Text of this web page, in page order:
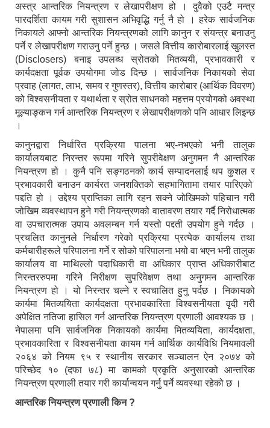
अस्त्र आन्तरिक नियन्त्रण र लेखापरीक्षण हो । दुवैको एउटै मन्त्र
पारदर्शिता कायम गरी सुशासन अभिवृद्धि गर्नु नै हो । हरेक सार्वजनिक
निकायले आफ्नो आन्तरिक नियन्त्रणको लागि कानुन र संयन्त्र बनाउनु
पर्ने र लेखापरीक्षण गराउनु पर्ने हुन्छ । जसले वित्तीय कारोबारलाई खुलस्त
(Disclosers) बनाइ उपलब्ध स्रोतको मितव्ययी, प्रभावकारी र
कार्यदक्षता पूर्वक उपयोगमा जोड दिन्छ । सार्वजनिक निकायको सेवा
प्रवाह (लागत, लाभ, समय र गुणस्तर), वित्तीय कारोबार (आर्थिक विवरण)
को विश्वसनीयता र यथार्थता र स्रोत साधनको महत्तम प्रयोगको अवस्था
मूल्याङ्कन गर्न आन्तरिक नियन्त्रण र लेखापरीक्षणको पनि आधार लिइन्छ
।
कानुनद्वारा निर्धारित प्रक्रिया पालना भए-नभएको भनी तालुक
कार्यालयबाट निरन्तर रूपमा गरिने सुपरीवेक्षण अनुगमन नै आन्तरिक
नियन्त्रण हो । कुनै पनि सङ्गठनको कार्य सम्पादनलाई थप कुशल र
प्रभावकारी बनाउन कार्यरत जनशक्तिको सहभागितामा तयार पारिएको
पद्दति हो । उद्देश्य प्राप्तिका लागि रहन सक्ने जोखिमको पहिचान गरी
जोखिम व्यवस्थापन हुने गरी नियन्त्रणको वातावरण तयार गर्दै निरोधात्मक
वा उपचारात्मक उपाय अवलम्बन गर्न यस्तो पद्दती उपयोग हुने गर्दछ ।
प्रचलित कानुनले निर्धारण गरेको प्रक्रिया प्रत्येक कार्यालय तथा
कर्मचारीहरूले परिपालना गर्ने र सोको परिपालना भयो वा भएन भनी तालुक
कार्यालय वा माथिल्लो पदाधिकारी वा अधिकार प्राप्त अधिकारीबाट
निरन्तररुपमा गरिने निरीक्षण सुपरिवेक्षण तथा अनुगमन आन्तरिक
नियन्त्रण हो । यो निरन्तर चल्ने र स्वचालित हुनु पर्दछ । निकायको
कार्यमा मितव्ययिता कार्यदक्षता प्रभावकारिता विश्वसनीयता वृदी गरी
अपेक्षित नतिजा हासिल गर्न आन्तरिक नियन्त्रण प्रणाली आवश्यक छ ।
नेपालमा पनि सार्वजनिक निकायको कार्यमा मितव्ययिता, कार्यदक्षता,
प्रभावकारिता र विश्वसनीयता कायम गर्न आर्थिक कार्यविधि नियमावली
२०६४ को नियम ९५ र स्थानीय सरकार सञ्चालन ऐन २०७४ को
परिच्छेद १० (दफा ७८) मा कामको प्रकृति अनुसारको आन्तरिक
नियन्त्रण प्रणाली तयार गरी कार्यान्वयन गर्नु पर्ने व्यवस्था रहेको छ ।
आन्तरिक नियन्त्रण प्रणाली किन ?